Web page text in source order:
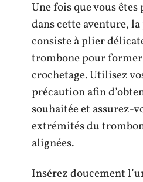
Une fois que vous
dans cette aventure,
consiste à plier
trombone pour
crochetage. Utilisez
précaution afin
souhaitée et assurez-
extrémités du
alignées.
Insérez doucement